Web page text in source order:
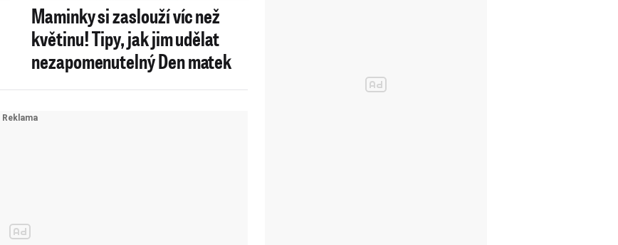
Maminky si zaslouží víc než
květinu! Tipy, jak jim udělat
nezapomenutelný Den matek